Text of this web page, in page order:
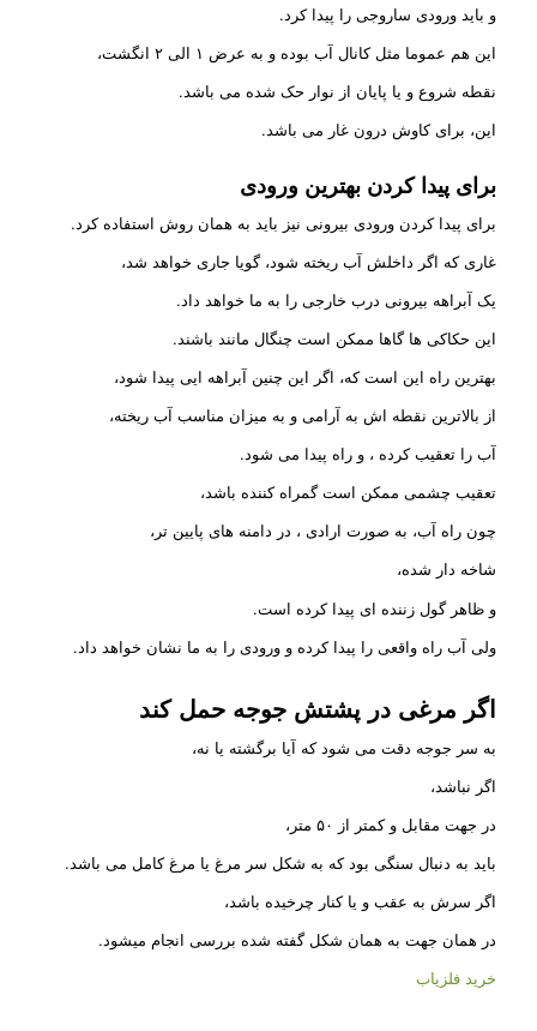
و باید ورودی ساروجی را پیدا کرد.
این هم عموما مثل کانال آب بوده و به عرض ۱ الی ۲ انگشت،
نقطه شروع و یا پایان از نوار حک شده می باشد.
این، برای کاوش درون غار می باشد.
برای پیدا کردن بهترین ورودی
برای پیدا کردن ورودی بیرونی نیز باید به همان روش استفاده کرد.
غاری که اگر داخلش آب ریخته شود، گویا جاری خواهد شد،
یک آبراهه بیرونی درب خارجی را به ما خواهد داد.
این حکاکی ها گاها ممکن است چنگال مانند باشند.
بهترین راه این است که، اگر این چنین آبراهه ایی پیدا شود،
از بالاترین نقطه اش به آرامی و به میزان مناسب آب ریخته،
آب را تعقیب کرده ، و راه پیدا می شود.
تعقیب چشمی ممکن است گمراه کننده باشد،
چون راه آب، به صورت ارادی ، در دامنه های پایین تر،
شاخه دار شده،
و ظاهر گول زننده ای پیدا کرده است.
ولی آب راه واقعی را پیدا کرده و ورودی را به ما نشان خواهد داد.
اگر مرغی در پشتش جوجه حمل کند
به سر جوجه دقت می شود که آیا برگشته یا نه،
اگر نباشد،
در جهت مقابل و کمتر از ۵۰ متر،
باید به دنبال سنگی بود که به شکل سر مرغ یا مرغ کامل می باشد.
اگر سرش به عقب و یا کنار چرخیده باشد،
در همان جهت به همان شکل گفته شده بررسی انجام میشود.
خرید فلزیاب